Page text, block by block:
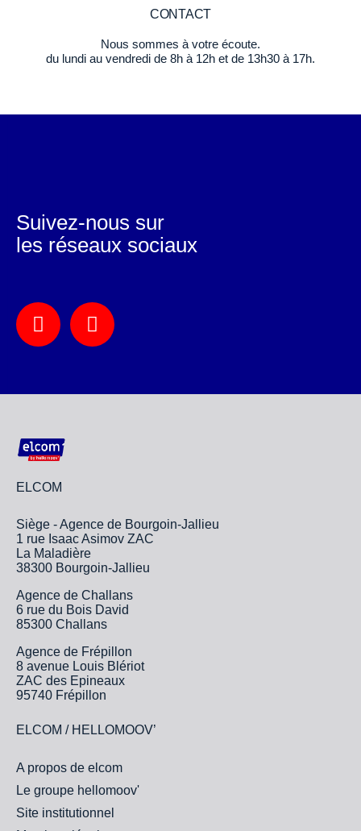
CONTACT
Nous sommes à votre écoute.
du lundi au vendredi de 8h à 12h et de 13h30 à 17h.
ELCOM
Siège - Agence de Bourgoin-Jallieu
1 rue Isaac Asimov ZAC
La Maladière
38300 Bourgoin-Jallieu
Agence de Challans
6 rue du Bois David
85300 Challans
Agence de Frépillon
8 avenue Louis Blériot
ZAC des Epineaux
95740 Frépillon
ELCOM / HELLOMOOV’
A propos de elcom
Le groupe hellomoov'
Site institutionnel
Suivez-nous sur
les réseaux sociaux